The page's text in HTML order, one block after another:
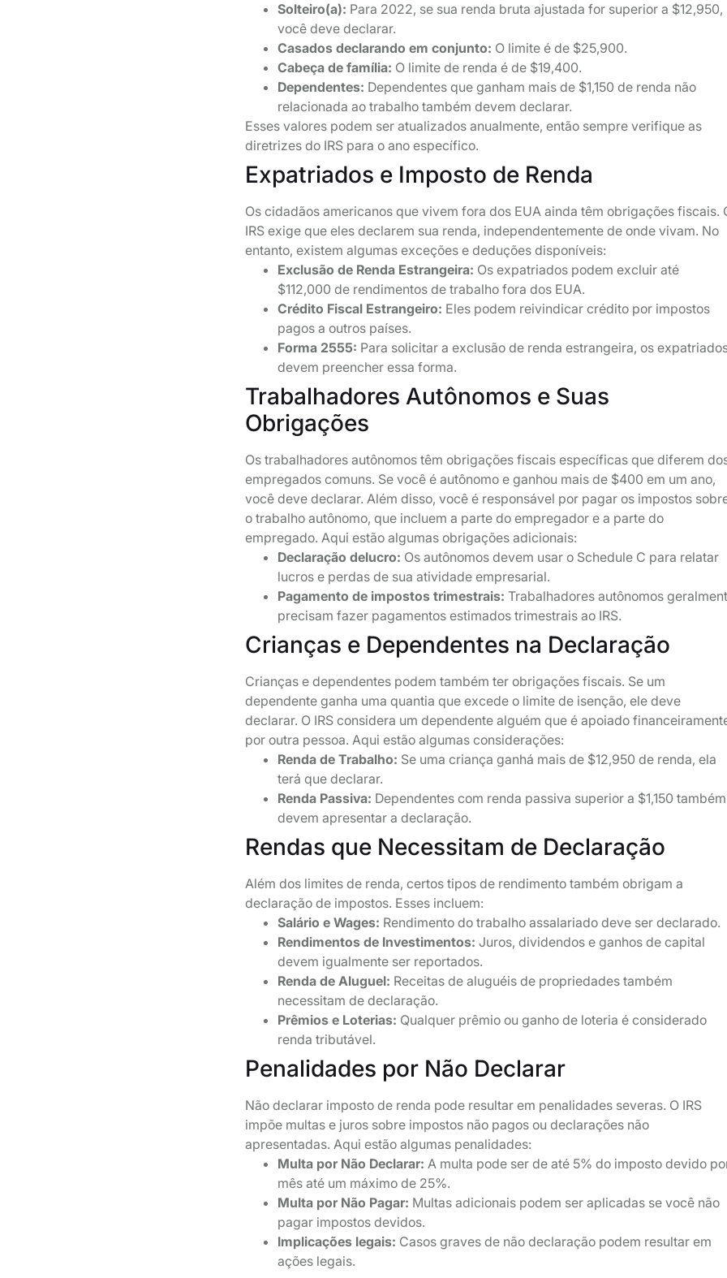
Solteiro(a): Para 2022, se sua renda bruta ajustada for superior a $12,950,
você deve declarar.
Casados declarando em conjunto: O limite é de $25,900.
Cabeça de família: O limite de renda é de $19,400.
Dependentes: Dependentes que ganham mais de $1,150 de renda não
relacionada ao trabalho também devem declarar.
Esses valores podem ser atualizados anualmente, então sempre verifique as
diretrizes do IRS para o ano específico.
Expatriados e Imposto de Renda
Os cidadãos americanos que vivem fora dos EUA ainda têm obrigações fiscais.
IRS exige que eles declarem sua renda, independentemente de onde vivam. No
entanto, existem algumas exceções e deduções disponíveis:
Exclusão de Renda Estrangeira: Os expatriados podem excluir até
$112,000 de rendimentos de trabalho fora dos EUA.
Crédito Fiscal Estrangeiro: Eles podem reivindicar crédito por impostos
pagos a outros países.
Forma 2555: Para solicitar a exclusão de renda estrangeira, os
devem preencher essa forma.
Trabalhadores Autônomos e Suas
Obrigações
Os trabalhadores autônomos têm obrigações fiscais específicas que diferem
empregados comuns. Se você é autônomo e ganhou mais de $400 em um ano,
você deve declarar. Além disso, você é responsável por pagar os impostos
o trabalho autônomo, que incluem a parte do empregador e a parte do
empregado. Aqui estão algumas obrigações adicionais:
Declaração delucro: Os autônomos devem usar o Schedule C para relatar
lucros e perdas de sua atividade empresarial.
Pagamento de impostos trimestrais: Trabalhadores autônomos
precisam fazer pagamentos estimados trimestrais ao IRS.
Crianças e Dependentes na Declaração
Crianças e dependentes podem também ter obrigações fiscais. Se um
dependente ganha uma quantia que excede o limite de isenção, ele deve
declarar. O IRS considera um dependente alguém que é apoiado
por outra pessoa. Aqui estão algumas considerações:
Renda de Trabalho: Se uma criança ganhá mais de $12,950 de renda, ela
terá que declarar.
Renda Passiva: Dependentes com renda passiva superior a $1,150 também
devem apresentar a declaração.
Rendas que Necessitam de Declaração
Além dos limites de renda, certos tipos de rendimento também obrigam a
declaração de impostos. Esses incluem:
Salário e Wages: Rendimento do trabalho assalariado deve ser declarado.
Rendimentos de Investimentos: Juros, dividendos e ganhos de capital
devem igualmente ser reportados.
Renda de Aluguel: Receitas de aluguéis de propriedades também
necessitam de declaração.
Prêmios e Loterias: Qualquer prêmio ou ganho de loteria é considerado
renda tributável.
Penalidades por Não Declarar
Não declarar imposto de renda pode resultar em penalidades severas. O IRS
impõe multas e juros sobre impostos não pagos ou declarações não
apresentadas. Aqui estão algumas penalidades:
Multa por Não Declarar: A multa pode ser de até 5% do imposto devido
mês até um máximo de 25%.
Multa por Não Pagar: Multas adicionais podem ser aplicadas se você não
pagar impostos devidos.
Implicações legais: Casos graves de não declaração podem resultar em
ações legais.